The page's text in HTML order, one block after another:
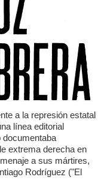
a la represión estatal
línea editorial
documentaba
extrema derecha en
a sus mártires,
Rodríguez ("El